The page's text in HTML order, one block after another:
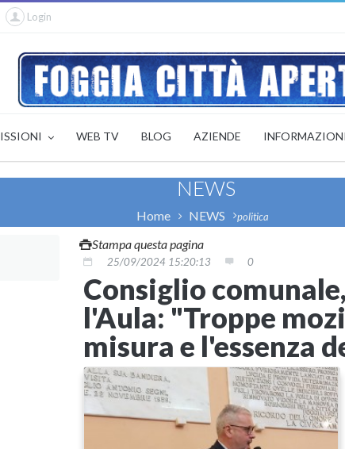
Login
WEB TV BLOG AZIENDE INFORMAZIONI
NEWS
Home NEWS politica
Stampa questa pagina
25/09/2024 15:20:13 0
Consiglio
l'Aula: "Troppe
misura e l'essenza